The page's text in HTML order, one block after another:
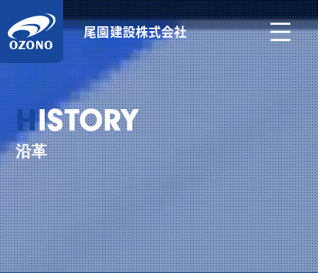
尾園建設株式会社
HISTORY
沿革